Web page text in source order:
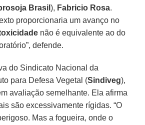
Brasil), Fabricio Rosa.
proporcionaria um avanço no
não é equivalente ao do
defende.
do Sindicato Nacional da
para Defesa Vegetal (Sindiveg),
avaliação semelhante. Ela afirma
são excessivamente rígidas. “O
Mas a fogueira, onde o